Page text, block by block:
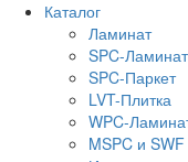
Каталог
Ламинат
SPC-
SPC-Паркет
LVT-Плитка
WPC-
MSPC и